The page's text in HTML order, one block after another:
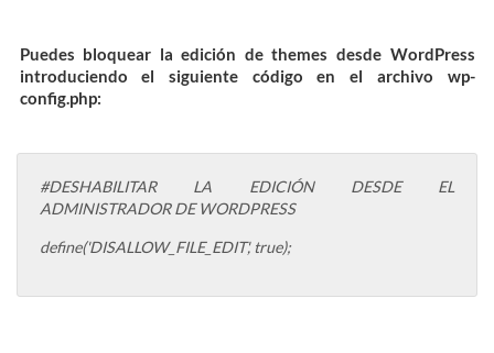
Puedes bloquear la edición de themes desde WordPress
introduciendo el siguiente código en el archivo wp-
config.php:
#DESHABILITAR LA EDICIÓN DESDE EL
ADMINISTRADOR DE WORDPRESS
define('DISALLOW_FILE_EDIT', true);